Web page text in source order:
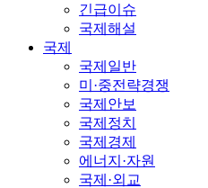
긴급이슈
국제해설
국제
국제일반
미·중전략경쟁
국제안보
국제정치
국제경제
에너지·자원
국제·외교